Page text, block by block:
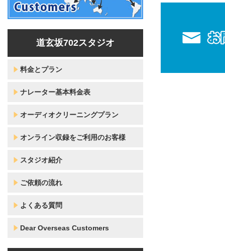
道玄坂702スタジオ
料金とプラン
ナレーター基本料金表
オーディオクリーニングプラン
オンライン収録をご利用のお客様
スタジオ紹介
ご依頼の流れ
よくある質問
Dear Overseas Customers